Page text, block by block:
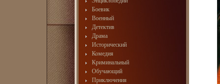
Боевик
Военный
Детектив
Драма
Исторический
Комедия
Криминальный
Обучающий
Приключения